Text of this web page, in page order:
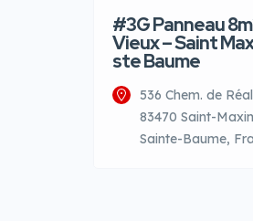
#3G Panneau
Vieux – Saint
ste Baume
536 Chem. de
83470 Saint-
Sainte-Baume,